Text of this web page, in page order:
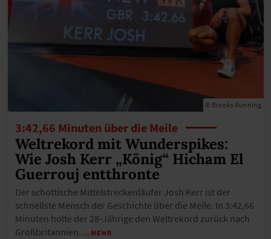
© Brooks Running
3:42,66 Minuten über die Meile
Weltrekord mit Wunderspikes:
Wie Josh Kerr „König“ Hicham El
Guerrouj entthronte
Der schottische Mittelstreckenläufer Josh Kerr ist der
schnellste Mensch der Geschichte über die Meile. In 3:42,66
Minuten holte der 28-Jährige den Weltrekord zurück nach
Großbritannien. …MEHR